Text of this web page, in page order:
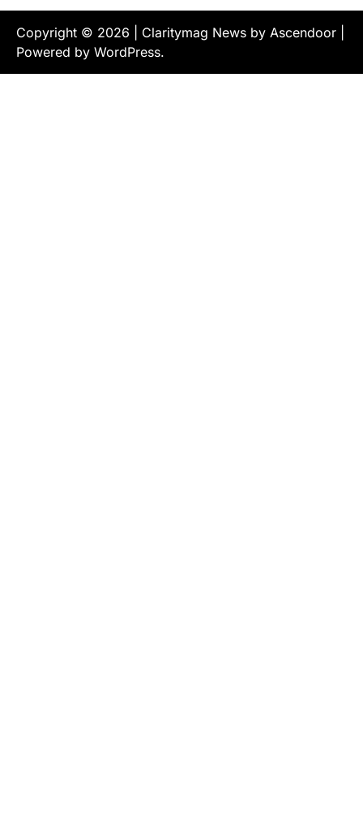
Copyright © 2026 | Claritymag News by Ascendoor
Powered by WordPress.